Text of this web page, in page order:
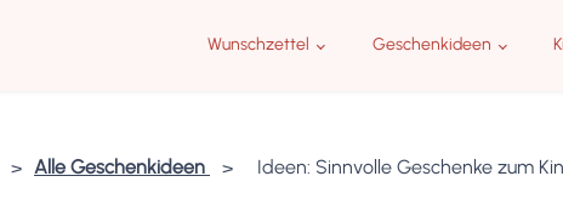
Wunschzettel Geschenkideen
Alle Geschenkideen Ideen: Sinnvolle Geschenke zum